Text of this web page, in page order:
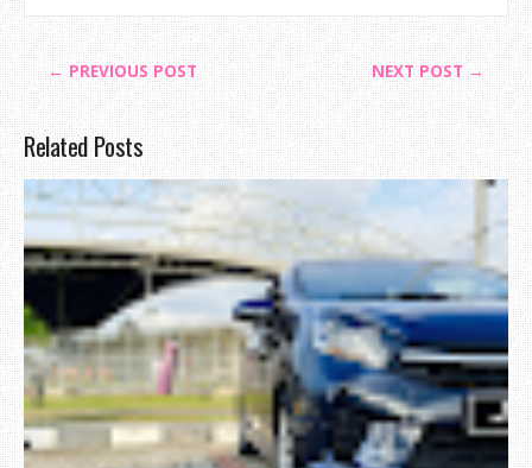
← PREVIOUS POST NEXT POST →
Related Posts